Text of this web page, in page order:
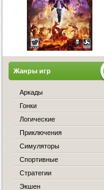
Жанры игр
Аркады
Гонки
Логические
Приключения
Симуляторы
Спортивные
Стратегии
Экшен